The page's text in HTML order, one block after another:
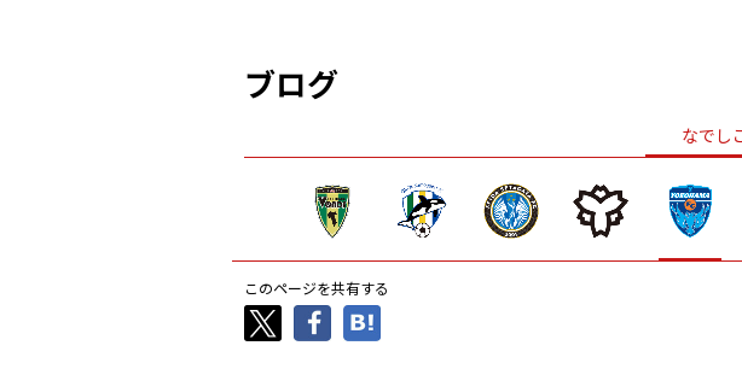
ブログ
なでし
このページを共有する